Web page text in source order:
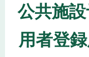
公共施
用者登